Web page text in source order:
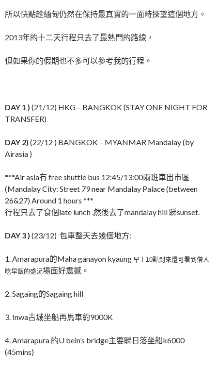
所以快點趁緬甸仍然在保持最真實的一面時探望這個地方。
2013年的十二天行程只去了最熱門的路線，
但如果你的假期也不多可以參考我的行程。
DAY 1 ) (21/12) HKG – BANGKOK (STAY ONE NIGHT FOR
TRANSFER)
DAY 2) (22/12 ) BANGKOK – MYANMAR Mandalay (by
Airasia )
***Air asia有 free shuttle bus 12:45/13:00兩班車出市區
(Mandalay City: Street 79 near Mandalay Palace (between
26&27) Around 1 hours ***
行程只去了食個late lunch ,然後去了mandalay hill 睇sunset.
DAY 3 ) (23/12) 包車整天去幾個地方:
1. Amarapura的Maha ganayon kyaung 早上10點到來還可看到僧人
吃早飯的盛況場面好震撼。
2. Sagaing的Sagaing hill
3. Inwa古城坐船再馬車約9000K
4. Amarapura 的U bein’s bridge主要睇日落坐船k6000
(45mins)